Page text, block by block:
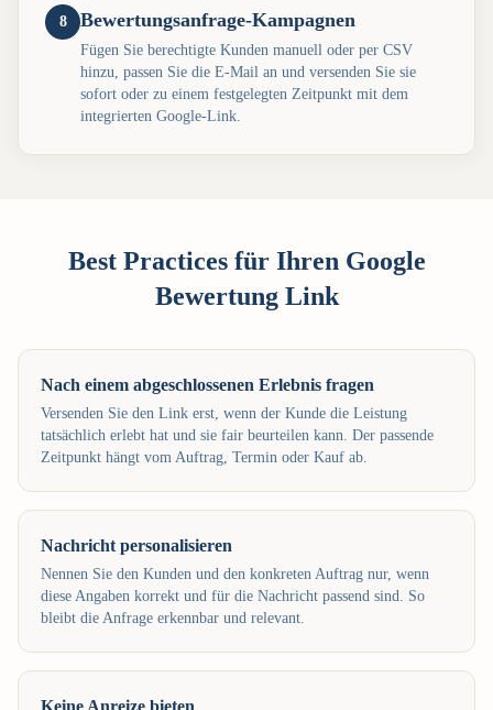
8 Bewertungsanfrage-Kampagnen
Fügen Sie berechtigte Kunden manuell oder per CSV
hinzu, passen Sie die E-Mail an und versenden Sie sie
sofort oder zu einem festgelegten Zeitpunkt mit dem
integrierten Google-Link.
Best Practices für Ihren Google
Bewertung Link
Nach einem abgeschlossenen Erlebnis fragen
Versenden Sie den Link erst, wenn der Kunde die Leistung
tatsächlich erlebt hat und sie fair beurteilen kann. Der passende
Zeitpunkt hängt vom Auftrag, Termin oder Kauf ab.
Nachricht personalisieren
Nennen Sie den Kunden und den konkreten Auftrag nur, wenn
diese Angaben korrekt und für die Nachricht passend sind. So
bleibt die Anfrage erkennbar und relevant.
Keine Anreize bieten